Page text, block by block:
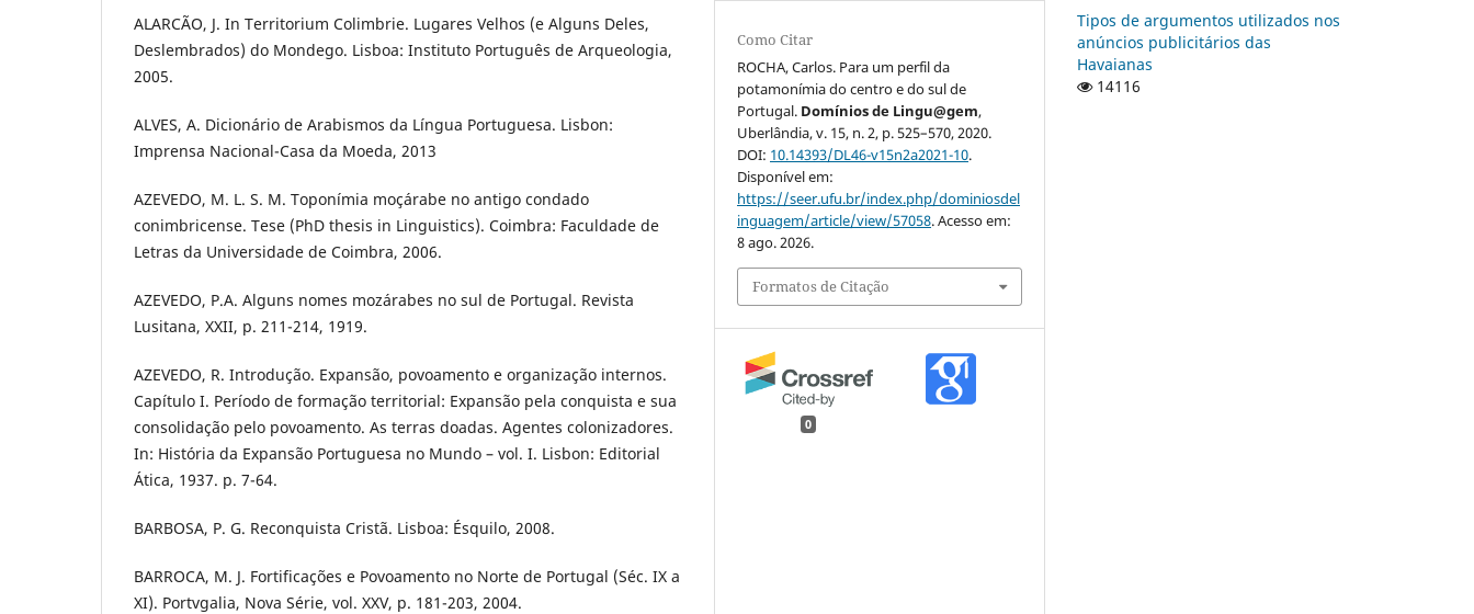
ALARCÃO, J. In Territorium Colimbrie. Lugares Velhos (e Alguns Deles,
Deslembrados) do Mondego. Lisboa: Instituto Português de Arqueologia,
2005.
ALVES, A. Dicionário de Arabismos da Língua Portuguesa. Lisbon:
Imprensa Nacional-Casa da Moeda, 2013
AZEVEDO, M. L. S. M. Toponímia moçárabe no antigo condado
conimbricense. Tese (PhD thesis in Linguistics). Coimbra: Faculdade de
Letras da Universidade de Coimbra, 2006.
AZEVEDO, P.A. Alguns nomes mozárabes no sul de Portugal. Revista
Lusitana, XXII, p. 211-214, 1919.
AZEVEDO, R. Introdução. Expansão, povoamento e organização internos.
Capítulo I. Período de formação territorial: Expansão pela conquista e sua
consolidação pelo povoamento. As terras doadas. Agentes colonizadores.
In: História da Expansão Portuguesa no Mundo – vol. I. Lisbon: Editorial
Ática, 1937. p. 7-64.
BARBOSA, P. G. Reconquista Cristã. Lisboa: Ésquilo, 2008.
BARROCA, M. J. Fortificações e Povoamento no Norte de Portugal (Séc. IX a
XI). Portvgalia, Nova Série, vol. XXV, p. 181-203, 2004.
Como Citar
ROCHA, Carlos. Para um perfil da
potamonímia do centro e do sul de
Portugal. Domínios de Lingu@gem,
Uberlândia, v. 15, n. 2, p. 525–570, 2020.
DOI: 10.14393/DL46-v15n2a2021-10.
Disponível em:
https://seer.ufu.br/index.php/dominiosdel
inguagem/article/view/57058. Acesso em:
8 ago. 2026.
Formatos de Citação
0
Tipos de argumentos utilizados nos
anúncios publicitários das
Havaianas
14116